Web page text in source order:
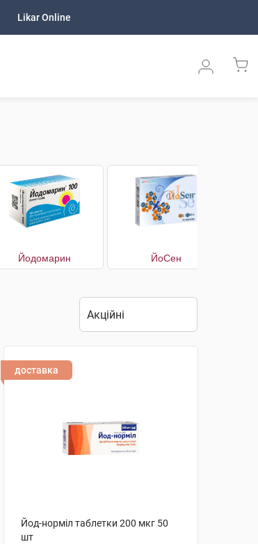
Likar Online
Йодомарин ЙоСен
доставка
Йод-норміл таблетки 200 мкг 50
шт